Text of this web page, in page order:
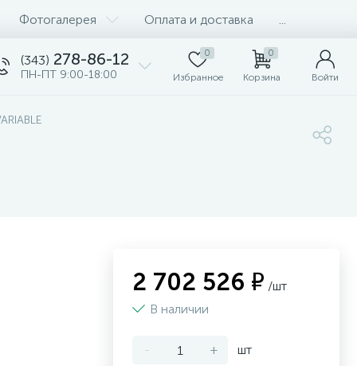
Фотогалерея Оплата и доставка
(343) 278-86-12
ПН-ПТ 9:00-18:00
0
Избранное
0
Корзина Войти
2 702 526 ₽ /шт
В наличии
- + шт